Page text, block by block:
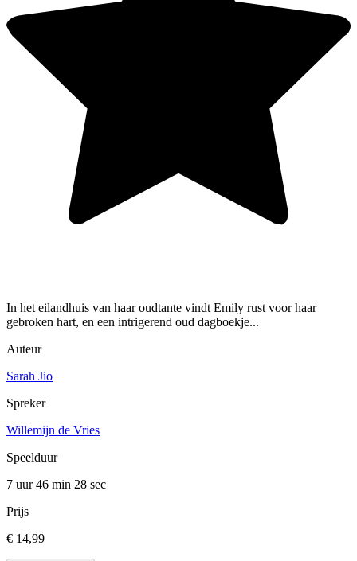
In het eilandhuis van haar oudtante vindt Emily rust voor haar
gebroken hart, en een intrigerend oud dagboekje...
Auteur
Sarah Jio
Spreker
Willemijn de Vries
Speelduur
7 uur 46 min 28 sec
Prijs
€ 14,99